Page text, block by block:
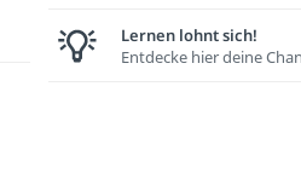
Lernen lohnt sich!
Entdecke hier deine